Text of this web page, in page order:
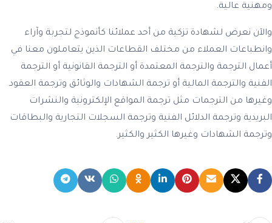
ومهنية عالية.
والآن نعرض لشهادة تزكية من أحد عملائنا كأنموذج لتجربة وآراء
وانطباعات العملاء من مختلف القطاعات الذين يتعاملون معنا في
أعمال الترجمة والترجمة المعتمدة أو الترجمة القانونية أو الترجمة
الفنية والترجمة المالية أو ترجمة الشهادات والوثائق وترجمة العقود
وغيرها من الترجمات مثل ترجمة المواقع الإلكترونية والنشرات
البريدية وترجمة الدلائل الفنية وترجمة السجلات التجارية والبطاقات
وترجمة الشهادات وغيرها الكثير والكثير.